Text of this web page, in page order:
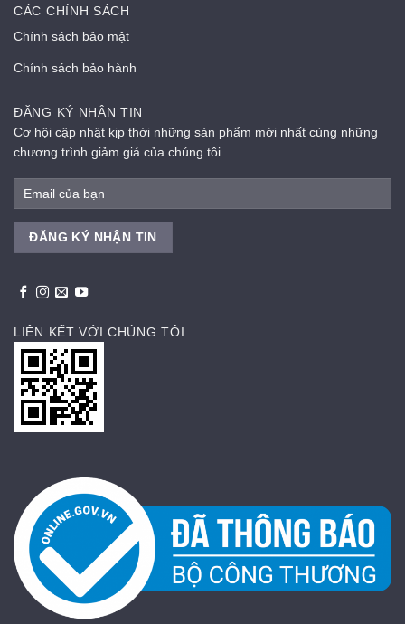
CÁC CHÍNH SÁCH
Chính sách bảo mật
Chính sách bảo hành
ĐĂNG KÝ NHẬN TIN
Cơ hội cập nhật kịp thời những sản phẩm mới nhất cùng những
chương trình giảm giá của chúng tôi.
LIÊN KẾT VỚI CHÚNG TÔI